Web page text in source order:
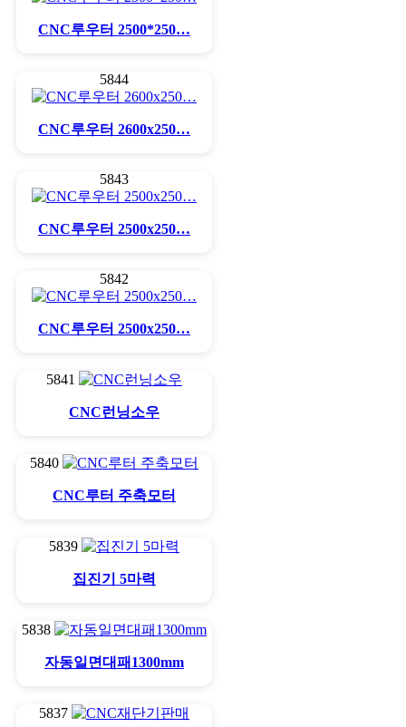
CNC루우터 2500*250…
5844
CNC루우터 2600x250…
5843
CNC루우터 2500x250…
5842
CNC루우터 2500x250…
5841
CNC런닝소우
5840
CNC루터 주축모터
5839
집진기 5마력
5838
자동일면대패1300mm
5837